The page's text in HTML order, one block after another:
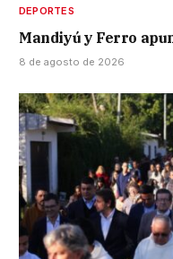
DEPORTES
Mandiyú y Ferro
8 de agosto de 2026